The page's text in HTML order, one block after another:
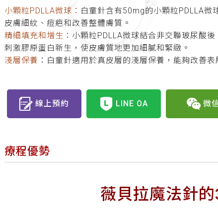
小顆粒PDLLA微球： 白童針含有50mg的小顆粒PDLLA微
皮膚細紋、痘疤和改善整體膚質。
精細填充和增生： 小顆粒PDLLA微球結合非交聯玻尿酸
刺激膠原蛋白新生，使皮膚質地更加細膩和緊緻。
淺層保養 ：白童針適用於真皮層的淺層保養，能夠改善
線上預約 LINE OA 微
療程優勢
薇貝拉魔法針